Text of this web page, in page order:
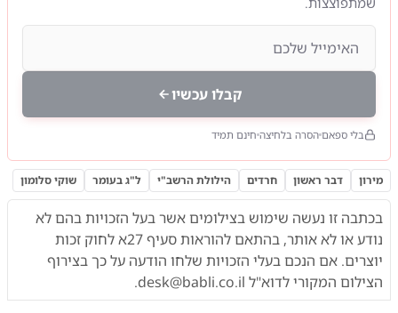
קבלו עכשיו
בלי ספאם הסרה בלחיצה חינם תמיד
מירון דבר ראשון חרדים הילולת הרשב"י ל"ג בעומר שוקי סלומון
בכתבה זו נעשה שימוש בצילומים אשר בעל הזכויות בהם לא
נודע או לא אותר, בהתאם להוראות
סעיף 27א לחוק זכות
יוצרים. אם הנכם בעלי הזכויות שלחו הודעה על כך בצירוף
הצילום המקורי לדוא"ל desk@babli.co.il
.